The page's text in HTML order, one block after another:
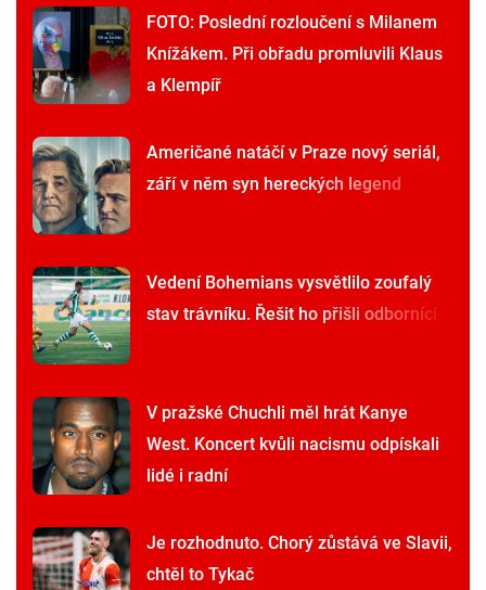
FOTO: Poslední rozloučení s Milanem
Knížákem. Při obřadu promluvili Klaus
a Klempíř
Američané natáčí v Praze nový seriál,
září v něm syn hereckých legend
Vedení Bohemians vysvětlilo zoufalý
stav trávníku. Řešit ho přišli odborníci
V pražské Chuchli měl hrát Kanye
West. Koncert kvůli nacismu odpískali
lidé i radní
Je rozhodnuto. Chorý zůstává ve Slavii,
chtěl to Tykač